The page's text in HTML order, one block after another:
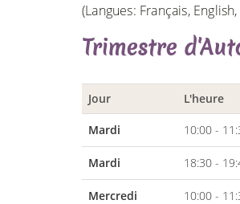
(Langues: Français,
Trimestre
Jour L'heure
Mardi 10:00 -
Mardi 18:30 -
Mercredi 10:00 -